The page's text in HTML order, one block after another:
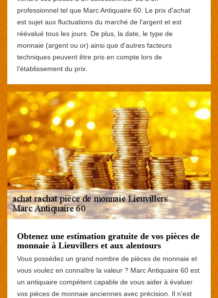
professionnel tel que Marc Antiquaire 60. Le prix d'achat
est sujet aux fluctuations du marché de l'argent et est
réévalué tous les jours. De plus, la date, le type de
monnaie (argent ou or) ainsi que d'autres facteurs
techniques peuvent être pris en compte lors de
l'établissement du prix.
Obtenez une estimation gratuite de vos pièces de
monnaie à Lieuvillers et aux alentours
Vous possédez un grand nombre de pièces de monnaie et
vous voulez en connaître la valeur ? Marc Antiquaire 60 est
un antiquaire compétent capable de vous aider à évaluer
vos pièces de monnaie anciennes avec précision. Il n'est